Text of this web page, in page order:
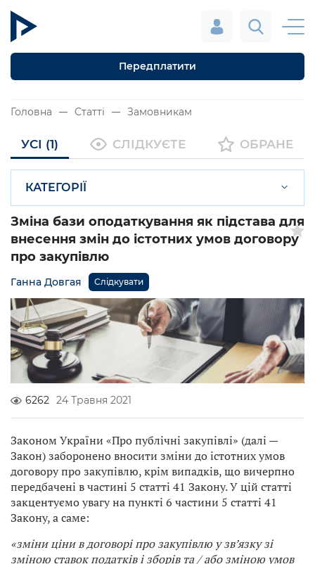
Передплатити
Головна Статті Замовникам
УСІ (1) СЛІДКУЄТЕ ОБРАНЕ
КАТЕГОРІЇ
Зміна бази оподаткування як підстава для
внесення змін до істотних умов договору
про закупівлю
Ганна Довгая Слідкувати
6262 24 Травня 2021
Законом України «Про публічні закупівлі» (далі —
Закон) заборонено вносити зміни до істотних умов
договору про закупівлю, крім випадків, що вичерпно
передбачені в частині 5 статті 41 Закону. У цій статті
закцентуємо увагу на пункті 6 частини 5 статті 41
Закону, а саме:
«зміни ціни в договорі про закупівлю у зв’язку зі
зміною ставок податків і зборів та / або зміною умов